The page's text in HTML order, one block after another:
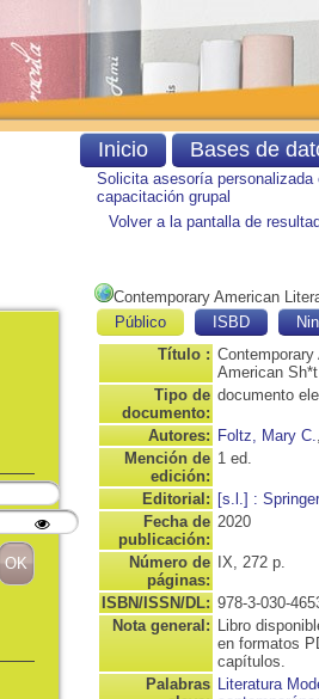
Solicita asesoría personalizada
capacitación grupal
Volver a la pantalla de
Contemporary American
Público
ISBD
Título :
American Sh*t
Tipo de
documento:
documento
Autores: Foltz, Mary C.
Mención de
edición:
1 ed.
Editorial: [s.l.] : Springer
Fecha de
publicación:
2020
Número de
páginas:
IX, 272 p.
ISBN/ISSN/DL: 978-3-030-
Nota general: Libro
en formatos
capítulos.
Palabras Literatura
Inicio Bases de